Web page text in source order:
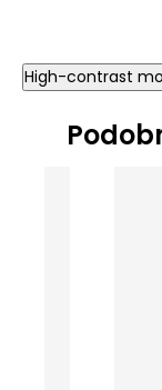
High-contrast